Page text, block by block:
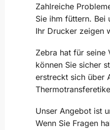
Zahlreiche
Sie ihm füttern. Bei
Ihr Drucker zeigen
Zebra hat für seine
können Sie sicher
erstreckt sich über
Unser Angebot ist
Wenn Sie Fragen